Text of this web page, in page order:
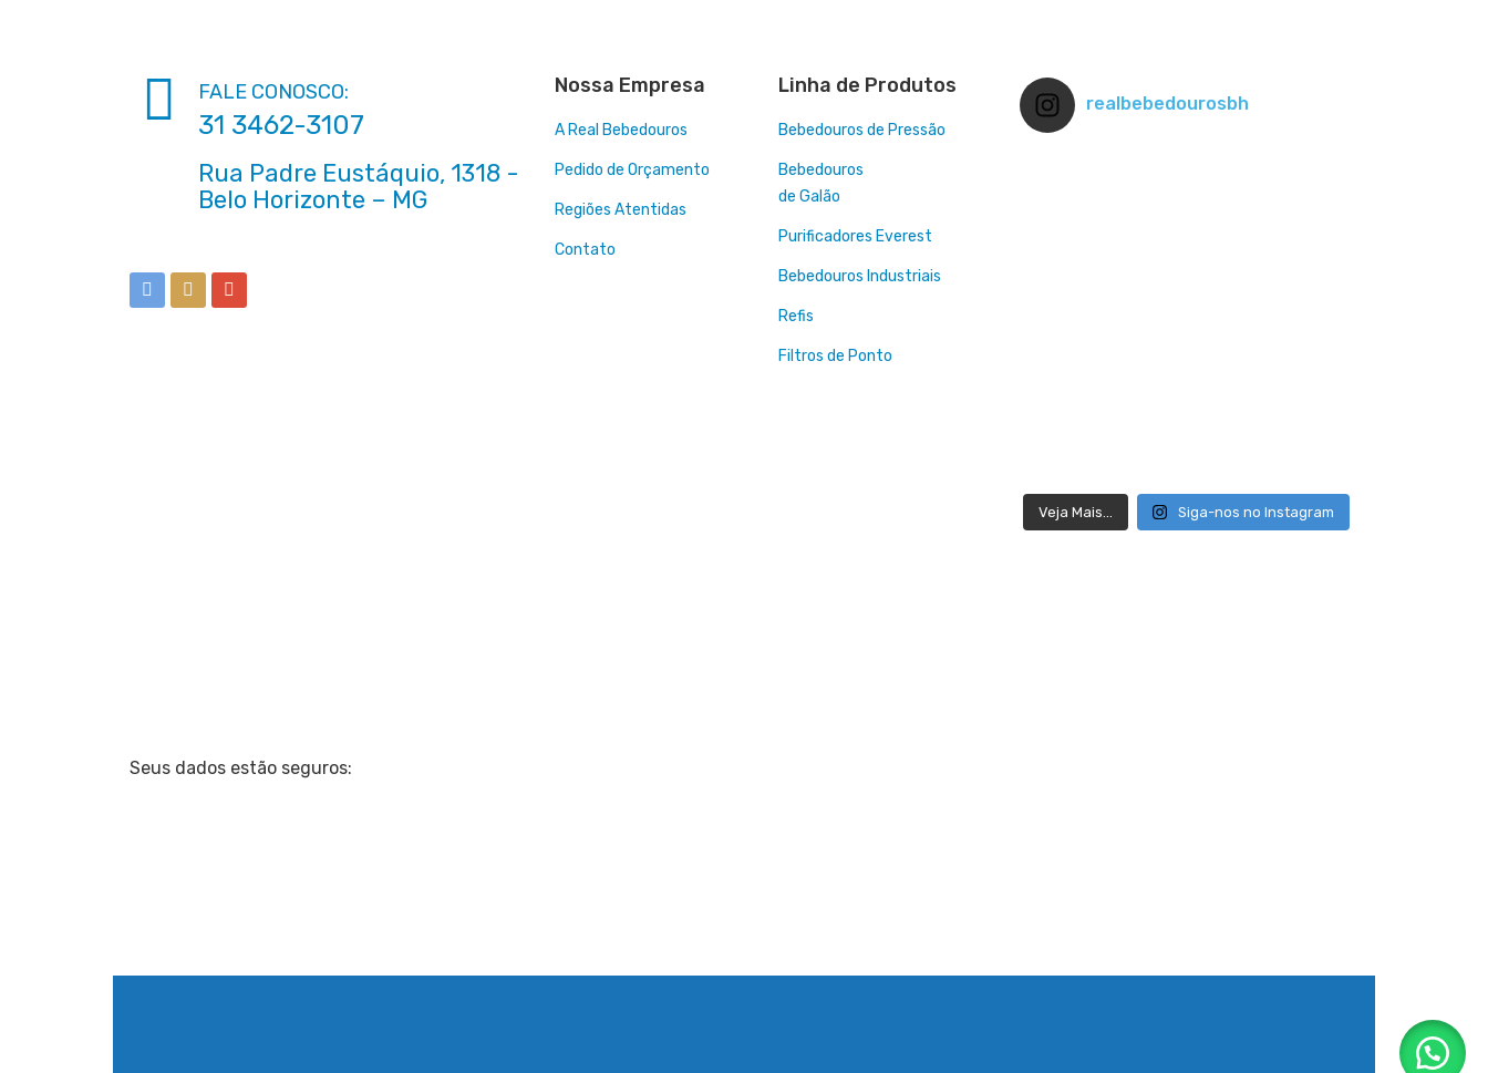
FALE CONOSCO:
31 3462-3107
Rua Padre Eustáquio, 1318 -
Seus dados estão seguros:
Nossa Empresa
A Real Bebedouros
Pedido de Orçamento
Regiões Atentidas
Contato
Linha de Produtos
Bebedouros de Pressão
Bebedouros
de Galão
Purificadores Everest
Bebedouros Industriais
Refis
Filtros de Ponto
realbebedourosbh
Veja Mais... Siga-nos no Instagram